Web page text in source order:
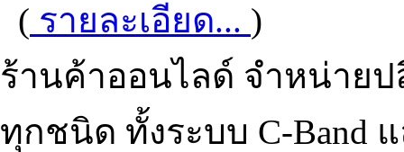
( รายละเอียด... )
ร้านค้าออนไลด์ จำหน่าย
ทุกชนิด ทั้งระบบ C-Band